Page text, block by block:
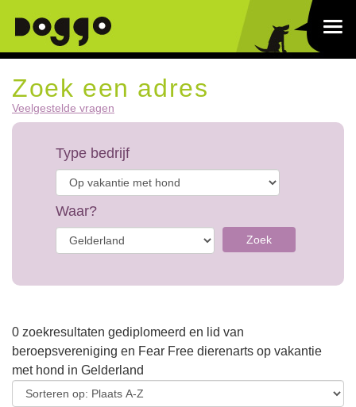
Zoek een adres
Veelgestelde vragen
Type bedrijf
Waar?
Zoek
0 zoekresultaten gediplomeerd en lid van
beroepsvereniging en Fear Free dierenarts op vakantie
met hond in Gelderland